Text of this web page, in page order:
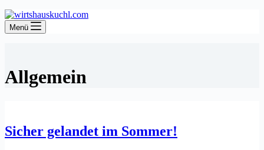
Menü
Allgemein
Sicher gelandet im Sommer!